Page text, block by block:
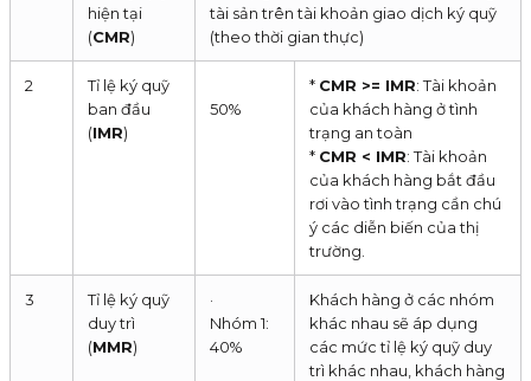
hiện tại
(CMR)
tài sản trên tài khoản giao dịch ký quỹ
(theo thời gian thực)
2
Tỉ lệ ký quỹ
ban đầu
(IMR)
50%
* CMR >= IMR: Tài khoản
của khách hàng ở tình
trạng an toàn
* CMR < IMR: Tài khoản
của khách hàng bắt đầu
rơi vào tình trạng cần chú
ý các diễn biến của thị
trường.
3
Tỉ lệ ký quỹ
duy trì
(MMR)
·
Nhóm 1:
40%
Khách hàng ở các nhóm
khác nhau sẽ áp dụng
các mức tỉ lệ ký quỹ duy
trì khác nhau, khách hàng